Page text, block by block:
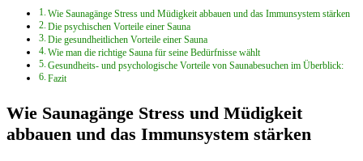
Wie Saunagänge Stress und Müdigkeit abbauen und das Immunsystem stärken
Die psychischen Vorteile einer Sauna
Die gesundheitlichen Vorteile einer Sauna
Wie man die richtige Sauna für seine Bedürfnisse wählt
Gesundheits- und psychologische Vorteile von Saunabesuchen im Überblick:
Fazit
Wie Saunagänge Stress und Müdigkeit
abbauen und das Immunsystem stärken